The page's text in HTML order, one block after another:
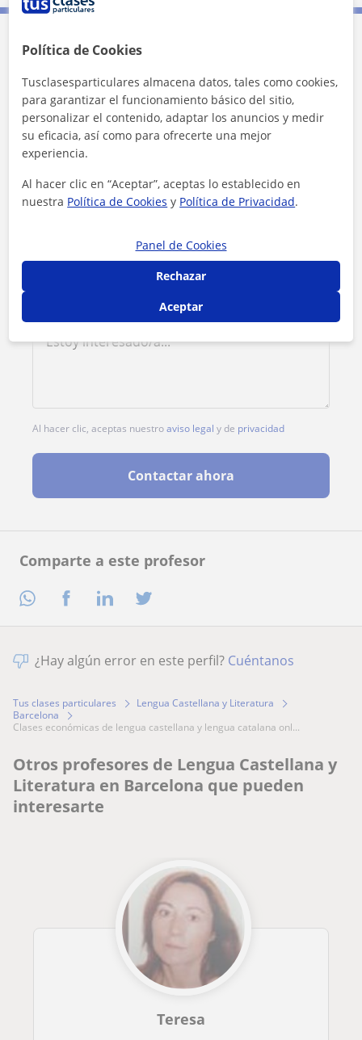
Comparte a este profesor
Contacta con Laura
Tarifa 15€/h
Al hacer clic, aceptas nuestroaviso legal y de privacidad
Contactar ahora
¿Hay algún error en este perfil? Cuéntanos
Tus clases particulares
Lengua Castellana y Literatura
Barcelona
clases económicas de lengua castellana y lengua catalana onl...
Otros profesores de Lengua Castellana y
Literatura en Barcelona que pueden
interesarte
Teresa
Política de Cookies
Tusclasesparticulares almacena datos, tales como cookies,
para garantizar el funcionamiento básico del sitio,
personalizar el contenido, adaptar los anuncios y medir
su eficacia, así como para ofrecerte una mejor
experiencia.
Al hacer clic en “Aceptar”, aceptas lo establecido en
nuestra Política de Cookies y Política de Privacidad.
Panel de Cookies
Rechazar
Aceptar